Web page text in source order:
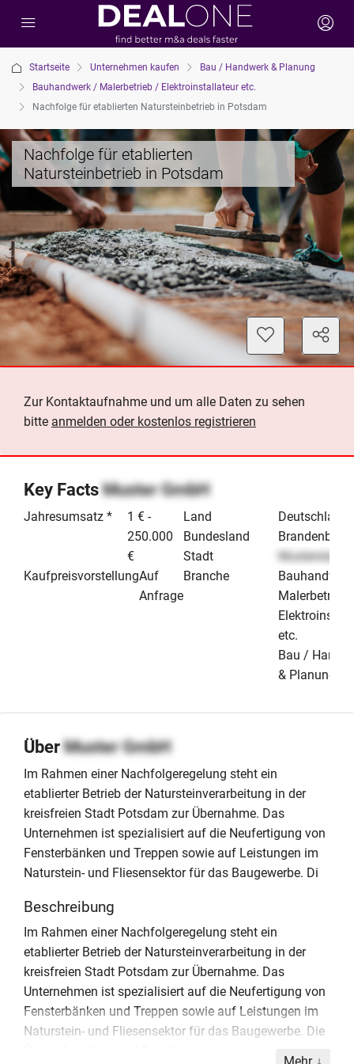
Startseite Unternehmen kaufen
Bau / Handwerk & Planung
Bauhandwerk / Malerbetrieb / Elektroinstallateur etc.
Nachfolge für etablierten Natursteinbetrieb in Potsdam
Nachfolge für etablierten
Natursteinbetrieb in Potsdam
Zur Kontaktaufnahme und um alle Daten zu sehen
bitte anmelden oder kostenlos registrieren
Key FactsMuster GmbH
Jahresumsatz *
1 € -
250.000
€
KaufpreisvorstellungAuf
Anfrage
Land
Deutschland
Bundesland
Brandenburg
Stadt
Musterstadt
Branche
Malerbetrieb
etc.
Bau /
& Planung
ÜberMuster GmbH
Im Rahmen einer Nachfolgeregelung steht ein
etablierter Betrieb der Natursteinverarbeitung in der
kreisfreien Stadt Potsdam zur Übernahme. Das
Unternehmen ist spezialisiert auf die Neufertigung von
Fensterbänken und Treppen sowie auf Leistungen im
Naturstein- und Fliesensektor für das Baugewerbe. Di
Beschreibung
Im Rahmen einer Nachfolgeregelung steht ein
etablierter Betrieb der Natursteinverarbeitung in der
kreisfreien Stadt Potsdam zur Übernahme. Das
Unternehmen ist spezialisiert auf die Neufertigung von
Fensterbänken und Treppen sowie auf Leistungen im
Naturstein- und Fliesensektor für das Baugewerbe. Die